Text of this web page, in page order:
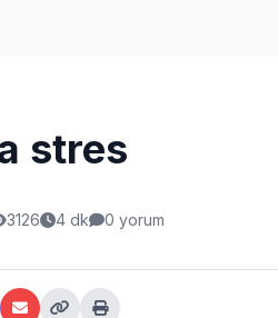
stres
3126 4 dk 0 yorum